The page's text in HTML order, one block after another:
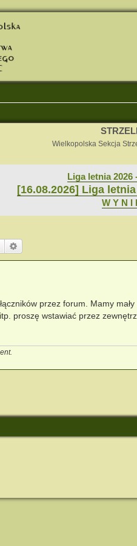
Wielkopolska Sekcja
Liga letnia 2026
[16.08.2026] Liga
W Y N I
Szukaj
przez forum. Mamy
proszę wstawiać przez